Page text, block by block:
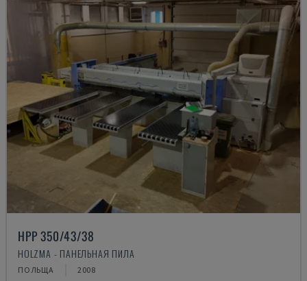
HPP 350/43/38
HOLZMA - ПАНЕЛЬНАЯ ПИЛА
ПОЛЬЩА 2008